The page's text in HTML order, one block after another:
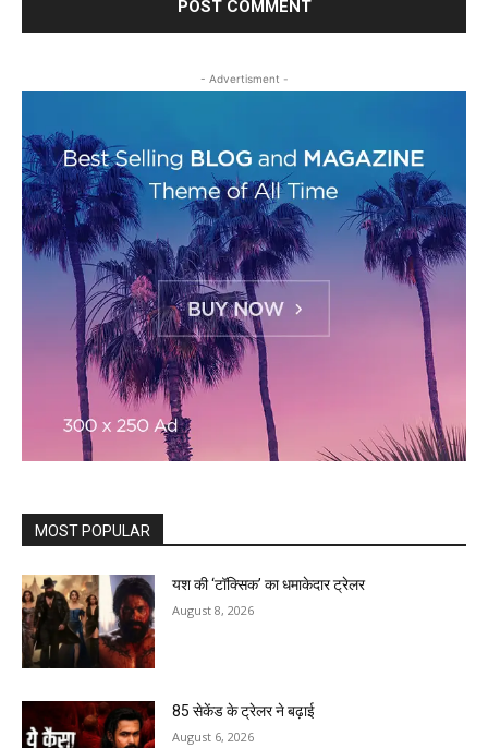
- Advertisment -
MOST POPULAR
यश की ‘टॉक्सिक’ का धमाकेदार ट्रेलर
August 8, 2026
85 सेकेंड के ट्रेलर ने बढ़ाई
August 6, 2026